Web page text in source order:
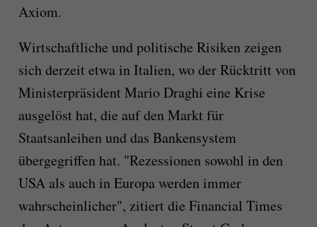
Axiom.
Wirtschaftliche und politische Risiken zeigen
sich derzeit etwa in Italien, wo der Rücktritt von
Ministerpräsident Mario Draghi eine Krise
ausgelöst hat, die auf den Markt für
Staatsanleihen und das Bankensystem
übergegriffen hat. "Rezessionen sowohl in den
USA als auch in Europa werden immer
wahrscheinlicher", zitiert die Financial Times